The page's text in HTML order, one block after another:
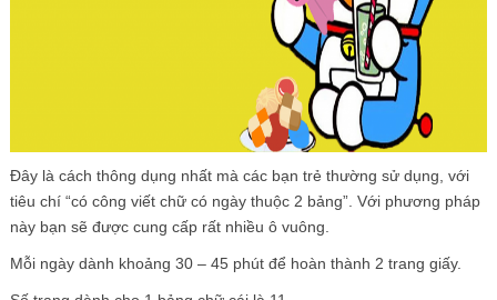
Đây là cách thông dụng nhất mà các bạn trẻ thường sử dụng, với
tiêu chí “có công viết chữ có ngày thuộc 2 bảng”. Với phương pháp
này bạn sẽ được cung cấp rất nhiều ô vuông.
Mỗi ngày dành khoảng 30 – 45 phút để hoàn thành 2 trang giấy.